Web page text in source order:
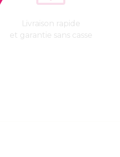
Livraison rapide
et garantie sans casse